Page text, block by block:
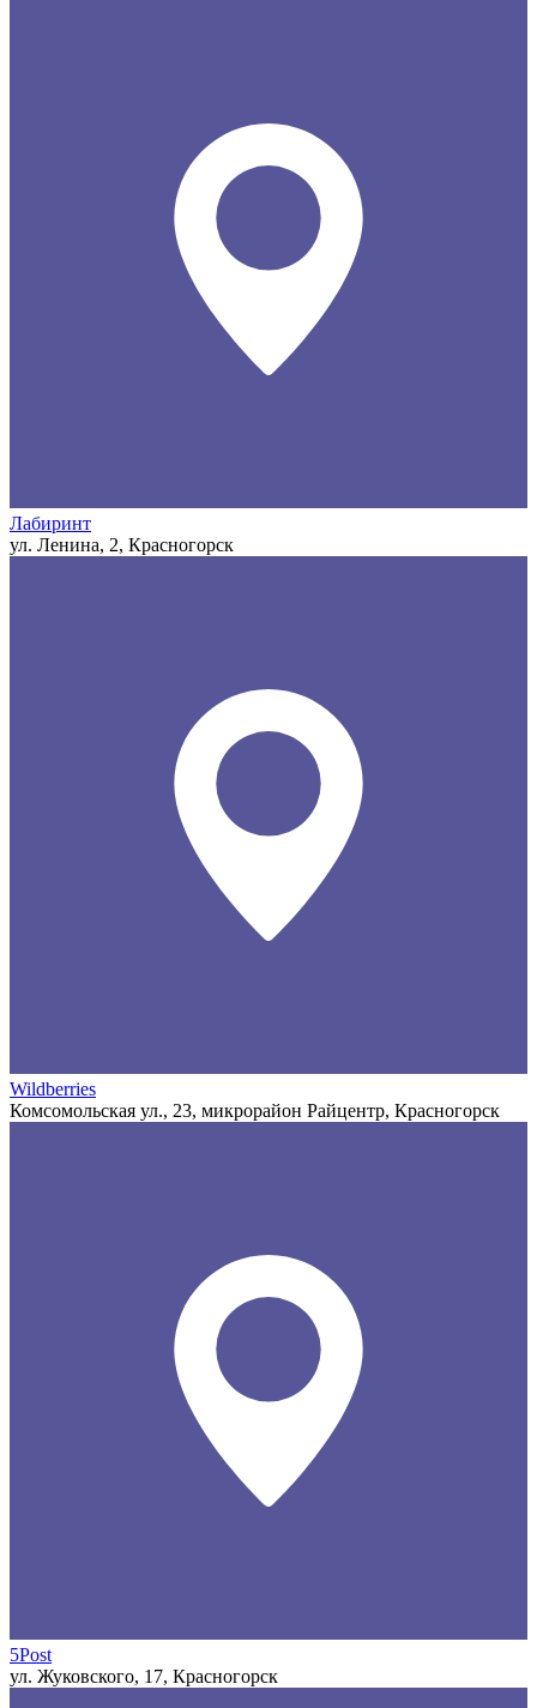
Лабиринт
ул. Ленина, 2, Красногорск
Wildberries
Комсомольская ул., 23, микрорайон Райцентр, Красногорск
5Post
ул. Жуковского, 17, Красногорск